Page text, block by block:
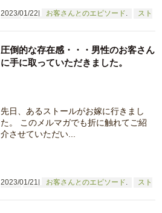
2023/01/22 お客さんとのエピソード
スト
2023/01/21 お客さんとのエピソード
スト
圧倒的な存在感・・・男性のお客さん
に手に取っていただきました。
先日、あるストールがお嫁に行きまし
た。 このメルマガでも折に触れてご紹
介させていただい...